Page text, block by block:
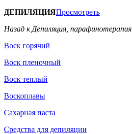
ДЕПИЛЯЦИЯПросмотреть
Назад к Депиляция, парафинотерапия
Воск горячий
Воск пленочный
Воск теплый
Воскоплавы
Сахарная паста
Средства для депиляции